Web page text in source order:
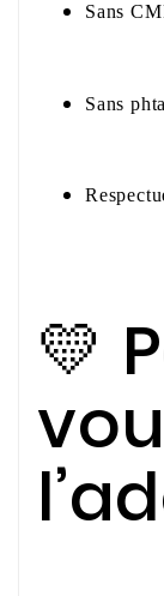
Sans
Sans
💛